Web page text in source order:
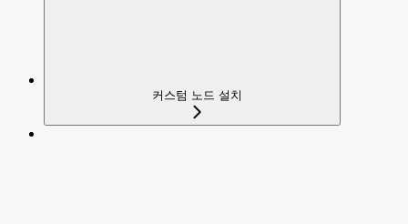
커스텀 노드 설치